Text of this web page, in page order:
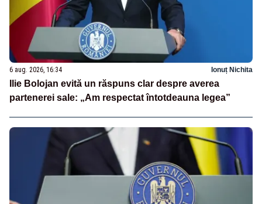
6 aug. 2026, 16:34 Ionuț Nichita
Ilie Bolojan evită un răspuns clar despre averea
partenerei sale: „Am respectat întotdeauna legea”